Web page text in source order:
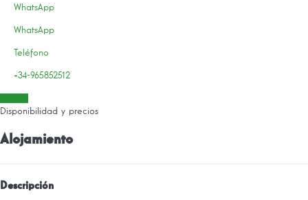
WhatsApp
WhatsApp
Teléfono
+34-965852512
Disponibilidad y precios
Alojamiento
Descripción